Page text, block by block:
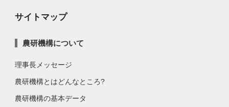
サイトマップ
農研機構について
理事長メッセージ
農研機構とはどんなところ?
農研機構の基本データ